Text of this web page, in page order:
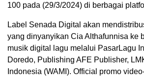
100 pada (29/3/2024) di berbagai
Label Senada Digital akan
yang dinyanyikan Cia Althafunnisa ke
musik digital lagu melalui PasarLagu
Doredo, Publishing AFE Publisher,
Indonesia (WAMI). Official promo